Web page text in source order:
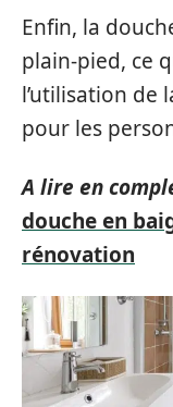
Enfin, la
plain-pied, ce
l’utilisation de
pour les
A lire en
douche en
rénovation